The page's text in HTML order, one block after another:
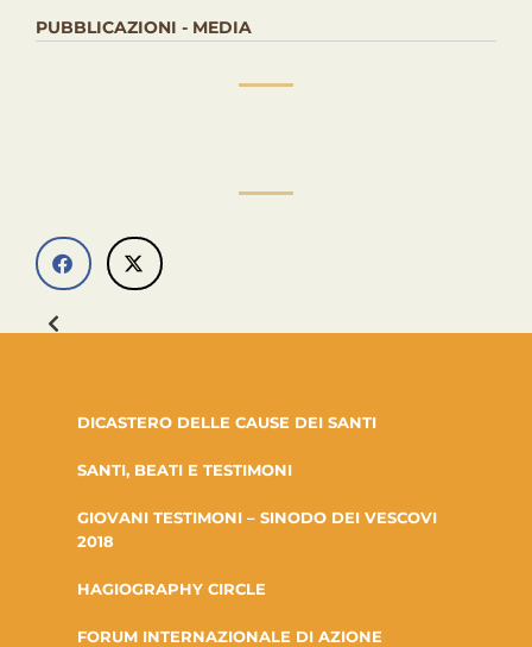
PUBBLICAZIONI - MEDIA
DICASTERO DELLE CAUSE DEI SANTI
SANTI, BEATI E TESTIMONI
GIOVANI TESTIMONI – SINODO DEI VESCOVI
2018
HAGIOGRAPHY CIRCLE
FORUM INTERNAZIONALE DI AZIONE